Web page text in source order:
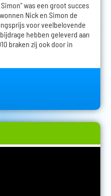
was een groot succes
Nick en Simon de
voor veelbelovende
hebben geleverd aan
braken zij ook door in